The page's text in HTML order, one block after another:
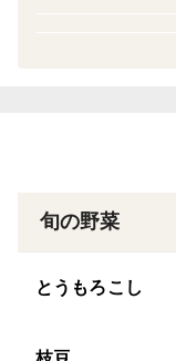
その名の通りアワ
旬の野菜
とうもろこし